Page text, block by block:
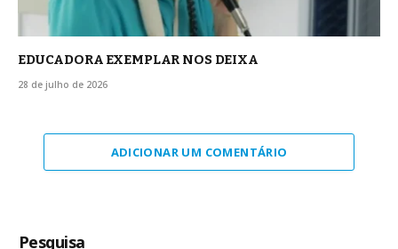
EDUCADORA EXEMPLAR NOS DEIXA
28 de julho de 2026
ADICIONAR UM COMENTÁRIO
Pesquisa